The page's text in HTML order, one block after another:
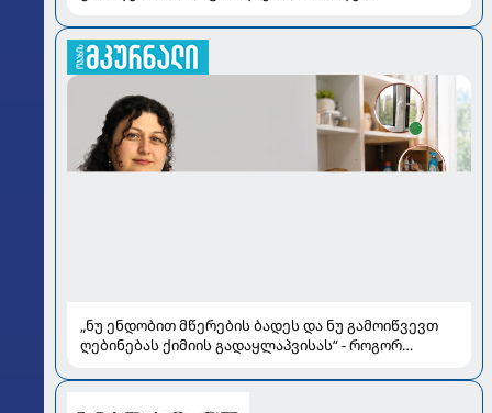
„ნუ ენდობით მწერების ბადეს და ნუ გამოიწვევთ
ღებინებას ქიმიის გადაყლაპვისას“ - როგორ
სალომე ახვლედიანის რჩევები